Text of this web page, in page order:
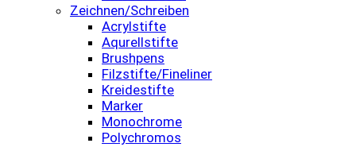
Zeichnen/Schreiben
Acrylstifte
Aqurellstifte
Brushpens
Filzstifte/Fineliner
Kreidestifte
Marker
Monochrome
Polychromos